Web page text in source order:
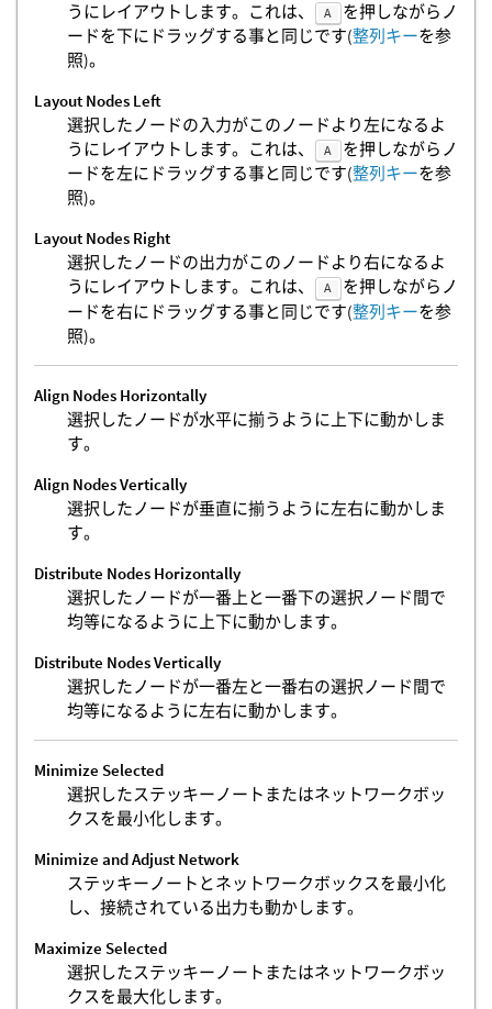
うにレイアウトします。これは、
A
を押しながらノ
ードを下にドラッグする事と同じです(整列キーを参
照)。
Layout Nodes Left
選択したノードの入力がこのノードより左になるよ
うにレイアウトします。これは、
A
を押しながらノ
ードを左にドラッグする事と同じです(整列キーを参
照)。
Layout Nodes Right
選択したノードの出力がこのノードより右になるよ
うにレイアウトします。これは、
A
を押しながらノ
ードを右にドラッグする事と同じです(整列キーを参
照)。
Align Nodes Horizontally
選択したノードが水平に揃うように上下に動かしま
す。
Align Nodes Vertically
選択したノードが垂直に揃うように左右に動かしま
す。
Distribute Nodes Horizontally
選択したノードが一番上と一番下の選択ノード間で
均等になるように上下に動かします。
Distribute Nodes Vertically
選択したノードが一番左と一番右の選択ノード間で
均等になるように左右に動かします。
Minimize Selected
選択したステッキーノートまたはネットワークボッ
クスを最小化します。
Minimize and Adjust Network
ステッキーノートとネットワークボックスを最小化
し、接続されている出力も動かします。
Maximize Selected
選択したステッキーノートまたはネットワークボッ
クスを最大化します。